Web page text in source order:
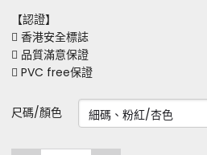
【認證】
 香港安全標誌
 品質滿意保證
 PVC free保證
尺碼/顏色